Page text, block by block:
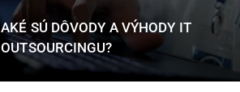
AKÉ SÚ DÔVODY A VÝHODY IT
OUTSOURCINGU?